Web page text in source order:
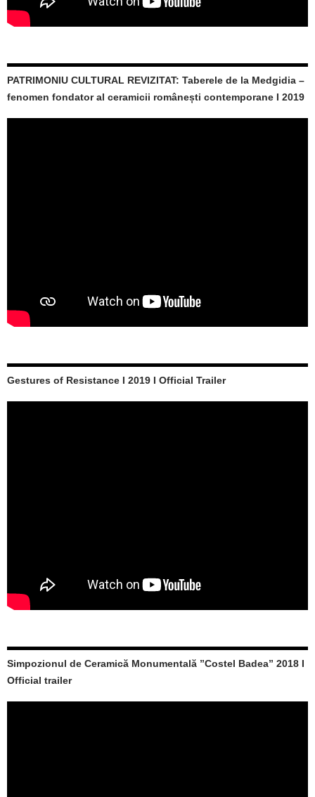
PATRIMONIU CULTURAL REVIZITAT: Taberele de la Medgidia –
fenomen fondator al ceramicii românești contemporane I 2019
Gestures of Resistance I 2019 I Official Trailer
Simpozionul de Ceramică Monumentală ”Costel Badea” 2018 I
Official trailer